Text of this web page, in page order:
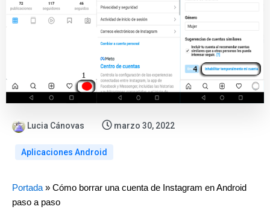
Lucia Cánovas marzo 30, 2022
Aplicaciones Android
Portada » Cómo borrar una cuenta de Instagram en Android
paso a paso
Cómo